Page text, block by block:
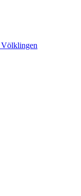
Völklingen